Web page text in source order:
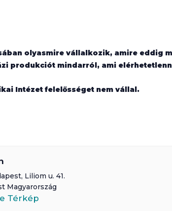
olyasmire vállalkozik, amire eddig
produkciót mindarról, ami
Intézet felelősséget nem vállal.
, Liliom u. 41.
Magyarország
Térkép